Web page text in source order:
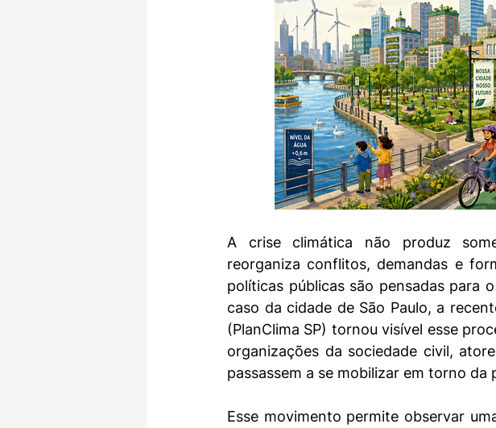
A crise climática não produz
reorganiza conflitos, demandas e
políticas públicas são pensadas para
caso da cidade de São Paulo, a
(PlanClima SP) tornou visível esse
organizações da sociedade civil,
passassem a se mobilizar em torno
Esse movimento permite observar